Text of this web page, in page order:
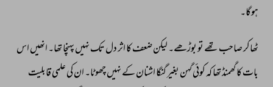
ہوگا۔
ٹھاکر صاحب تھے تو بوڑھے۔ لیکن ضعف کا اثر دل تک نہیں پہنچا تھا۔ انھیں اس
بات کا گھمنڈ تھا کہ کوئی گہن بغیر گنگا اشنان کے نہیں چھوٹا۔ ان کی علمی قابلیت